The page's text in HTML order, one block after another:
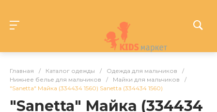
Главная / Каталог одежды / Одежда для мальчиков
/
Нижнее белье для мальчиков
/ Майки для мальчиков
/
"Sanetta" Майка (334434 1560) Sanetta (334434 1560)
"Sanetta" Майка (334434